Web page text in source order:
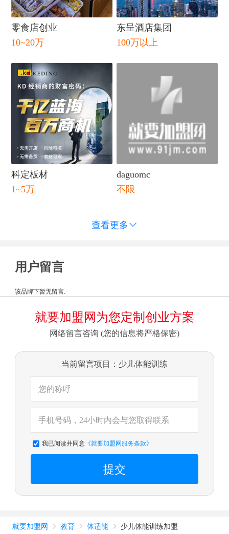
零食店创业
10~20万
东呈酒店集团
100万以上
科定板材
1~5万
daguomc
不限
查看更多 
用户留言
该品牌下暂无留言.
就要加盟网为您定制创业方案
网络留言咨询 (您的信息将严格保密)
当前留言项目：少儿体能训练
我已阅读并同意《就要加盟网服务条款》
提交
就要加盟网  教育  体适能  少儿体能训练加盟